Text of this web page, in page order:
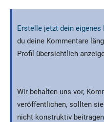
Erstelle jetzt dein eigenes
du deine Kommentare
Profil übersichtlich
Wir behalten uns vor,
veröffentlichen, sollten
nicht konstruktiv